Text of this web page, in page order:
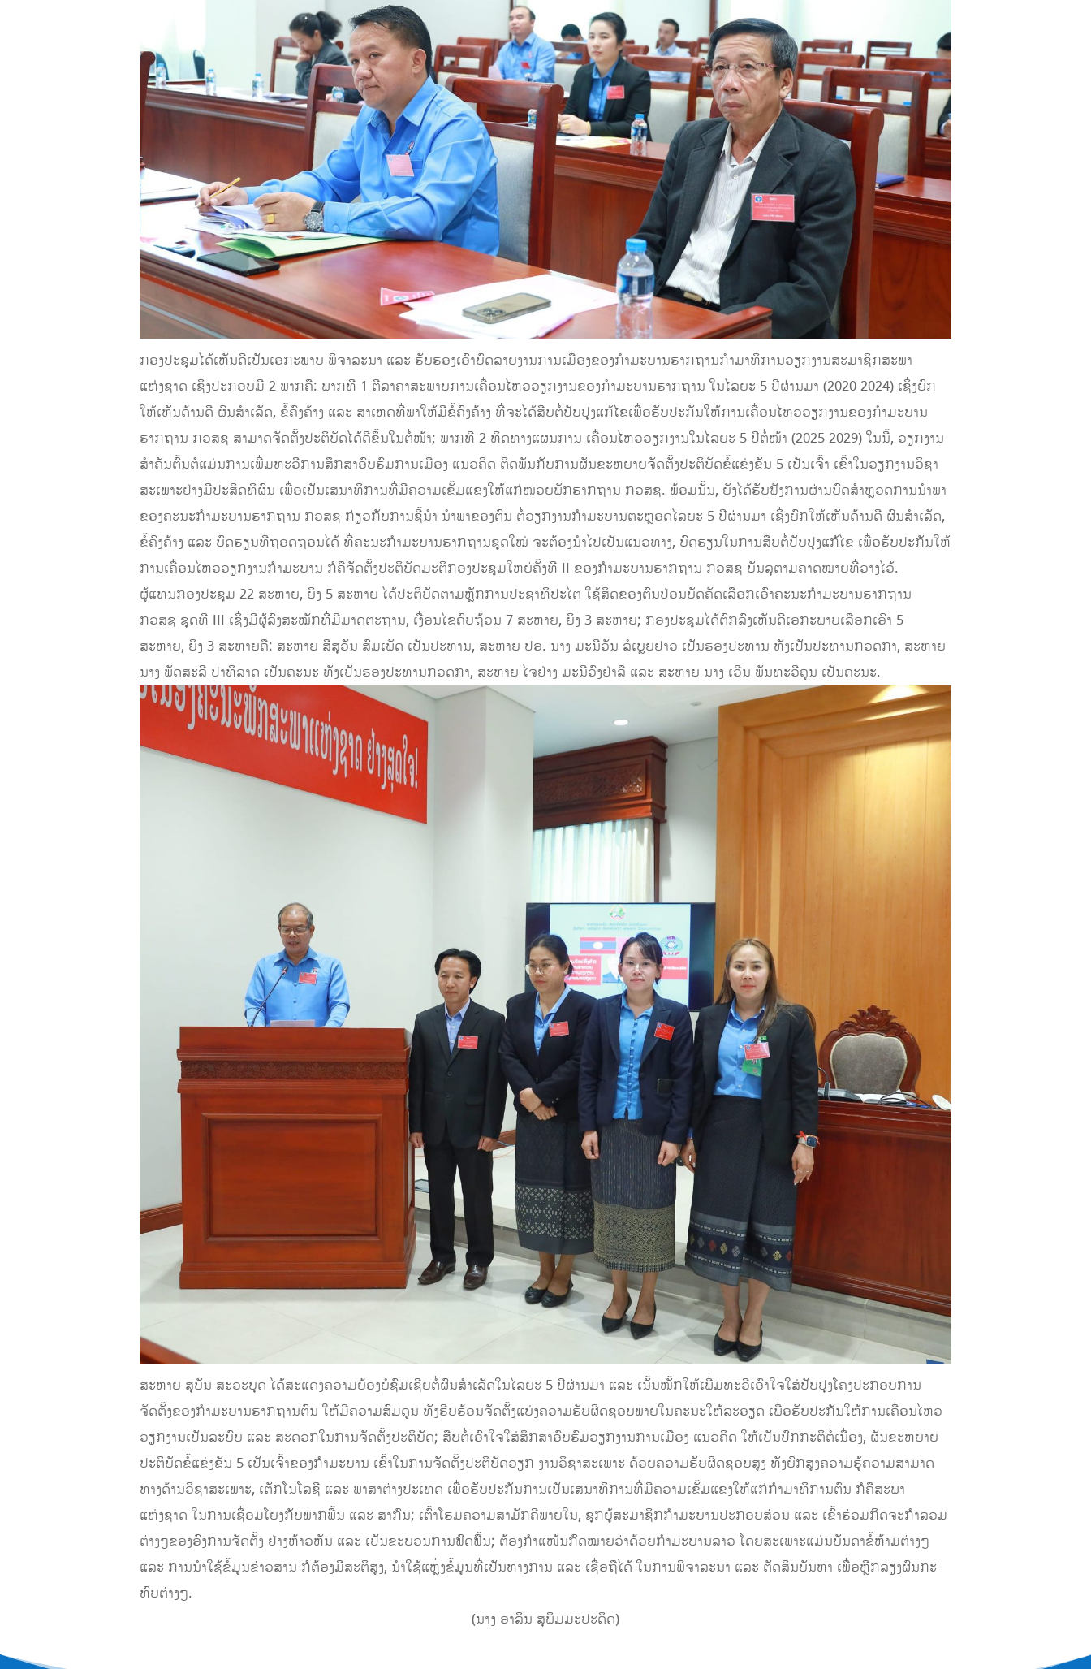
ກອງປະຊຸມໄດ້ເຫັນດີເປັນເອກະພາບ ພິຈາລະນາ ແລະ ຮັບຮອງເອົາບົດລາຍງານການເມືອງຂອງກໍາມະບານຮາກຖານກໍາມາທິການວຽກງານສະມາຊິກສະພາ
ແຫ່ງຊາດ ເຊິ່ງປະກອບມີ 2 ພາກຄື: ພາກທີ 1 ຕີລາຄາສະພາບການເຄື່ອນໄຫວວຽກງານຂອງກໍາມະບານຮາກຖານ ໃນໄລຍະ 5 ປີຜ່ານມາ (2020-2024) ເຊິ່ງຍົກ
ໃຫ້ເຫັນດ້ານດີ-ຜົນສໍາເລັດ, ຂໍ້ຄົງຄ້າງ ແລະ ສາເຫດທີ່ພາໃຫ້ມີຂໍ້ຄົງຄ້າງ ທີ່ຈະໄດ້ສືບຕໍ່ປັບປຸງແກ້ໄຂເພື່ອຮັບປະກັນໃຫ້ການເຄື່ອນໄຫວວຽກງານຂອງກໍາມະບານ
ຮາກຖານ ກວສຊ ສາມາດຈັດຕັ້ງປະຕິບັດໄດ້ດີຂຶ້ນໃນຕໍ່ໜ້າ; ພາກທີ 2 ທິດທາງແຜນການ ເຄື່ອນໄຫວວຽກງານໃນໄລຍະ 5 ປີຕໍ່ໜ້າ (2025-2029) ໃນນີ້, ວຽກງານ
ສໍາຄັນຕົ້ນຕໍແມ່ນການເພີ່ມທະວີການສຶກສາອົບຮົມການເມືອງ-ແນວຄິດ ຕິດພັນກັບການຜັນຂະຫຍາຍຈັດຕັ້ງປະຕິບັດຂໍ້ແຂ່ງຂັນ 5 ເປັນເຈົ້າ ເຂົ້າໃນວຽກງານວິຊາ
ສະເພາະຢ່າງມີປະສິດທິຜົນ ເພື່ອເປັນເສນາທິການທີ່ມີຄວາມເຂັ້ມແຂງໃຫ້ແກ່ໜ່ວຍພັກຮາກຖານ ກວສຊ. ພ້ອມນັ້ນ, ຍັງໄດ້ຮັບຟັງການຜ່ານບົດສໍາຫຼວດການນໍາພາ
ຂອງຄະນະກໍາມະບານຮາກຖານ ກວສຊ ກ່ຽວກັບການຊີ້ນໍາ-ນໍາພາຂອງຕົນ ຕໍ່ວຽກງານກໍາມະບານຕະຫຼອດໄລຍະ 5 ປີຜ່ານມາ ເຊິ່ງຍົກໃຫ້ເຫັນດ້ານດີ-ຜົນສໍາເລັດ,
ຂໍ້ຄົງຄ້າງ ແລະ ບົດຮຽນທີ່ຖອດຖອນໄດ້ ທີ່ຄະນະກໍາມະບານຮາກຖານຊຸດໃໝ່ ຈະຕ້ອງນໍາໄປເປັນແນວທາງ, ບົດຮຽນໃນການສືບຕໍ່ປັບປຸງແກ້ໄຂ ເພື່ອຮັບປະກັນໃຫ້
ການເຄື່ອນໄຫວວຽກງານກໍາມະບານ ກໍຄືຈັດຕັ້ງປະຕິບັດມະຕິກອງປະຊຸມໃຫຍ່ຄັ້ງທີ II ຂອງກໍາມະບານຮາກຖານ ກວສຊ ບັນລຸຕາມຄາດໝາຍທີ່ວາງໄວ້.
ຜູ້ແທນກອງປະຊຸມ 22 ສະຫາຍ, ຍິງ 5 ສະຫາຍ ໄດ້ປະຕິບັດຕາມຫຼັກການປະຊາທິປະໄຕ ໃຊ້ສິດຂອງຕົນປ່ອນບັດຄັດເລືອກເອົາຄະນະກໍາມະບານຮາກຖານ
ກວສຊ ຊຸດທີ III ເຊິ່ງມີຜູ້ລົງສະໝັກທີ່ມີມາດຕະຖານ, ເງື່ອນໄຂຄົບຖ້ວນ 7 ສະຫາຍ, ຍິງ 3 ສະຫາຍ; ກອງປະຊຸມໄດ້ຕົກລົງເຫັນດີເອກະພາບເລືອກເອົາ 5
ສະຫາຍ, ຍິງ 3 ສະຫາຍຄື: ສະຫາຍ ສີສຸວັນ ສົມເພັດ ເປັນປະທານ, ສະຫາຍ ປອ. ນາງ ມະນີວັນ ລໍເບຼຍຢາວ ເປັນຮອງປະທານ ທັງເປັນປະທານກວດກາ, ສະຫາຍ
ນາງ ພັດສະລີ ປາທິລາດ ເປັນຄະນະ ທັງເປັນຮອງປະທານກວດກາ, ສະຫາຍ ໄຈຢ່າງ ມະນີວົງຢ່າລື ແລະ ສະຫາຍ ນາງ ເວີນ ພັນທະວີຄູນ ເປັນຄະນະ.
ສະຫາຍ ສຸບັນ ສະວະບຸດ ໄດ້ສະແດງຄວາມຍ້ອງຍໍຊົມເຊີຍຕໍ່ຜົນສໍາເລັດໃນໄລຍະ 5 ປີຜ່ານມາ ແລະ ເນັ້ນໜັ້ກໃຫ້ເພີ່ມທະວີເອົາໃຈໃສ່ປັບປຸງໂຄງປະກອບການ
ຈັດຕັ້ງຂອງກໍາມະບານຮາກຖານຕົນ ໃຫ້ມີຄວາມສົມດູນ ທັງຮີບຮ້ອນຈັດຕັ້ງແບ່ງຄວາມຮັບຜິດຊອບພາຍໃນຄະນະໃຫ້ລະອຽດ ເພື່ອຮັບປະກັນໃຫ້ການເຄື່ອນໄຫວ
ວຽກງານເປັນລະບົບ ແລະ ສະດວກໃນການຈັດຕັ້ງປະຕິບັດ; ສືບຕໍ່ເອົາໃຈໃສ່ສຶກສາອົບຮົມວຽກງານການເມືອງ-ແນວຄິດ ໃຫ້ເປັນປົກກະຕິຕໍ່ເນື່ອງ, ຜັນຂະຫຍາຍ
ປະຕິບັດຂໍ້ແຂ່ງຂັນ 5 ເປັນເຈົ້າຂອງກໍາມະບານ ເຂົ້າໃນການຈັດຕັ້ງປະຕິບັດວຽກ ງານວິຊາສະເພາະ ດ້ວຍຄວາມຮັບຜິດຊອບສູງ ທັງຍົກສູງຄວາມຮູ້ຄວາມສາມາດ
ທາງດ້ານວິຊາສະເພາະ, ເຕັກໂນໂລຊີ ແລະ ພາສາຕ່າງປະເທດ ເພື່ອຮັບປະກັນການເປັນເສນາທິການທີ່ມີຄວາມເຂັ້ມແຂງໃຫ້ແກ່ກໍາມາທິການຕົນ ກໍຄືສະພາ
ແຫ່ງຊາດ ໃນການເຊື່ອມໂຍງກັບພາກພື້ນ ແລະ ສາກົນ; ເຕົ້າໂຮມຄວາມສາມັກຄີພາຍໃນ, ຊຸກຍູ້ສະມາຊິກກໍາມະບານປະກອບສ່ວນ ແລະ ເຂົ້າຮ່ວມກິດຈະກໍາລວມ
ຕ່າງໆຂອງອົງການຈັດຕັ້ງ ຢ່າງຫ້າວຫັນ ແລະ ເປັນຂະບວນການຟົດຟື້ນ; ຕ້ອງກໍາແໜ້ນກົດໝາຍວ່າດ້ວຍກໍາມະບານລາວ ໂດຍສະເພາະແມ່ນບັນດາຂໍ້ຫ້າມຕ່າງໆ
ແລະ ການນໍາໃຊ້ຂໍ້ມູນຂ່າວສານ ກໍຕ້ອງມີສະຕິສູງ, ນໍາໃຊ້ແຫຼ່ງຂໍ້ມູນທີ່ເປັນທາງການ ແລະ ເຊື່ອຖືໄດ້ ໃນການພິຈາລະນາ ແລະ ຕັດສິນບັນຫາ ເພື່ອຫຼີກລ່ຽງຜົນກະ
ທົບຕ່າງໆ.
(ນາງ ອາລິນ ສຸພິມມະປະດິດ)